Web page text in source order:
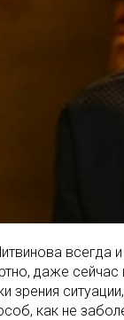
всегда
даже
зрения
как не